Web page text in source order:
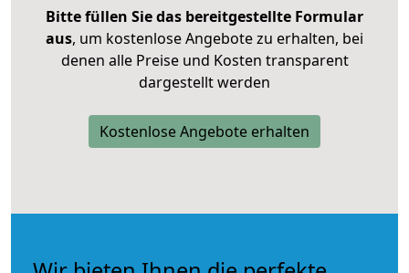
Bitte füllen Sie das bereitgestellte Formular
aus, um kostenlose Angebote zu erhalten, bei
denen alle Preise und Kosten transparent
dargestellt werden
Kostenlose Angebote erhalten